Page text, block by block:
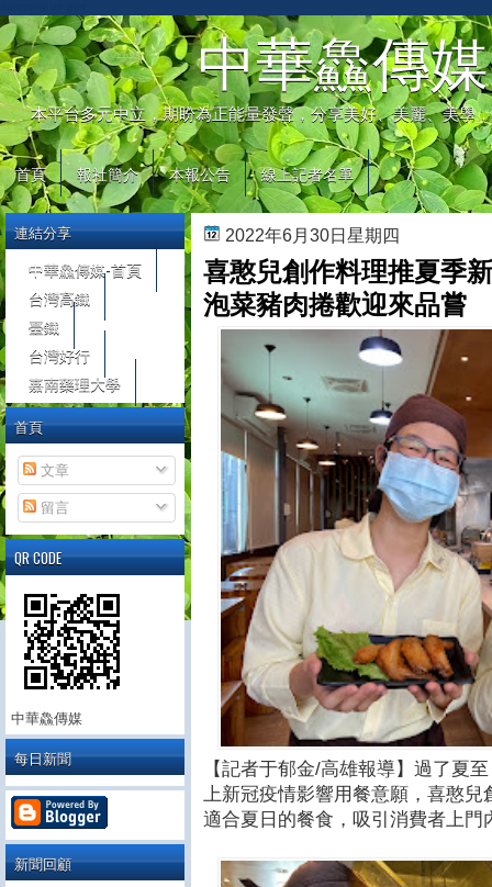
中華鱻傳媒
本平台多元中立，期盼為正能量發聲，分享美好、美麗、美學
首頁 報社簡介 本報公告 線上記者名單
2022年6月30日星期四
喜憨兒創作料理推夏季
泡菜豬肉捲歡迎來品嘗
【記者于郁金/高雄報導】過了夏
上新冠疫情影響用餐意願，喜憨
適合夏日的餐食，吸引消費者上門
連結分享
中華鱻傳媒-首頁
台灣高鐵
臺鐵
台灣好行
嘉南藥理大學
首頁
文章
留言
QR CODE
中華鱻傳媒
每日新聞
新聞回顧